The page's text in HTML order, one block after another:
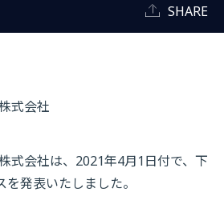
SHARE
式会社
式会社は、2021年4月1日付で、下
発表いたしました。